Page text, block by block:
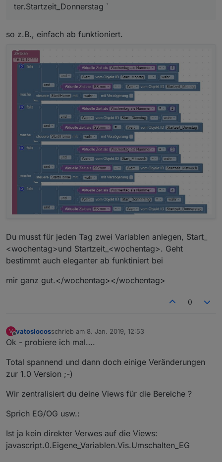
ter.Startzeit_Donnerstag `
so z.B., einfach ab funktioniert.
Du musst für jeden Tag zwei Variablen anlegen, Start_
<wochentag>und Startzeit_<wochentag>. Geht
bestimmt auch eleganter ab funktiniert bei
mir ganz gut.</wochentag></wochentag>
0
V vatoslocosschrieb am 8. Jan. 2019, 12:53
zuletzt editiert von
Ok - probiere ich mal….
Total spannend und dann doch einige Veränderungen
zur 1.0 Version ;-)
Wir zentralisiert du deine Views für die Bereiche ?
Sprich EG/OG usw.:
Ist ja kein direkter Verwes auf die Views:
javascript.0.Eigene_Variablen.Vis.Umschalten_EG